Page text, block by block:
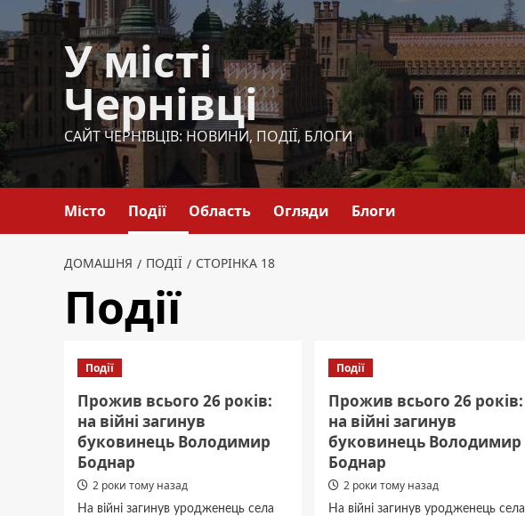
Перейти
до
вмісту
У місті
Чернівці
САЙТ ЧЕРНІВЦІВ: НОВИНИ, ПОДІЇ, БЛОГИ
Місто Події Область Огляди Блоги
ДОМАШНЯ ПОДІЇ СТОРІНКА 18
Події
Події
Прожив всього 26 років:
на війні загинув
буковинець Володимир
Боднар
2 роки тому назад
На війні загинув уродженець села
Події
Прожив всього 26 років:
на війні загинув
буковинець Володимир
Боднар
2 роки тому назад
На війні загинув уродженець села